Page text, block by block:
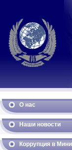
О нас
Наши новости
Коррупция в